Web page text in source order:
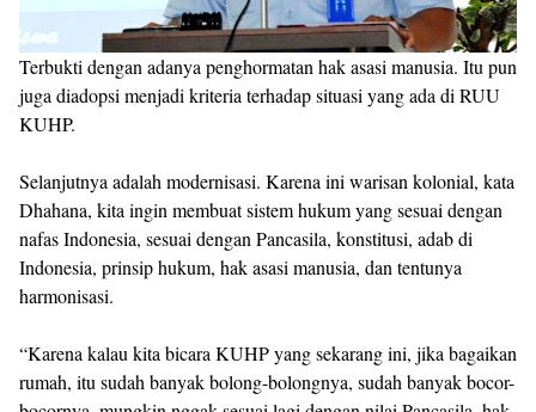
Terbukti dengan adanya penghormatan hak asasi manusia. Itu pun
juga diadopsi menjadi kriteria terhadap situasi yang ada di RUU
KUHP.
Selanjutnya adalah modernisasi. Karena ini warisan kolonial, kata
Dhahana, kita ingin membuat sistem hukum yang sesuai dengan
nafas Indonesia, sesuai dengan Pancasila, konstitusi, adab di
Indonesia, prinsip hukum, hak asasi manusia, dan tentunya
harmonisasi.
“Karena kalau kita bicara KUHP yang sekarang ini, jika bagaikan
rumah, itu sudah banyak bolong-bolongnya, sudah banyak bocor-